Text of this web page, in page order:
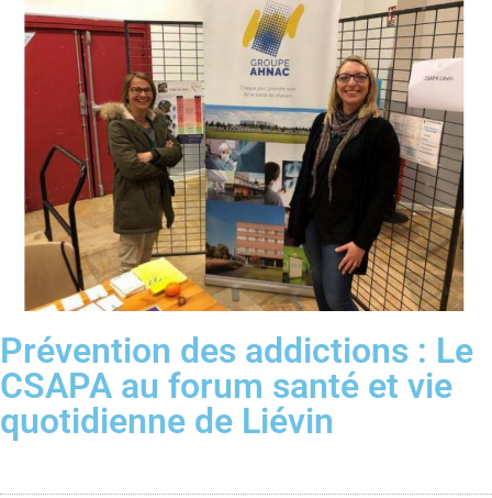
Prévention des addictions : Le
CSAPA au forum santé et vie
quotidienne de Liévin